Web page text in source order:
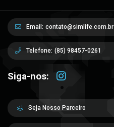
Email: contato@simlife.com.br
Telefone: (85) 98457-0261
Siga-nos:
Seja Nosso Parceiro